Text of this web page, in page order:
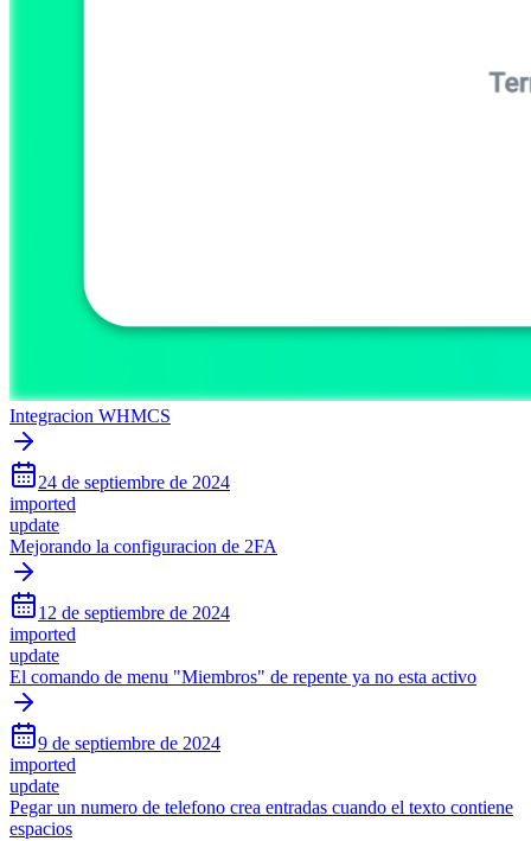
Integracion WHMCS
24 de septiembre de 2024
imported
update
Mejorando la configuracion de 2FA
12 de septiembre de 2024
imported
update
El comando de menu "Miembros" de repente ya no esta activo
9 de septiembre de 2024
imported
update
Pegar un numero de telefono crea entradas cuando el texto contiene
espacios